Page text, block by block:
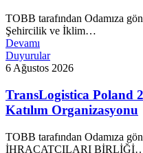
TOBB tarafından Odamıza
Şehircilik ve İklim…
Devamı
Duyurular
6 Ağustos 2026
TransLogistica Poland
Katılım Organizasyonu
TOBB tarafından Odamıza
İHRACATÇILARI